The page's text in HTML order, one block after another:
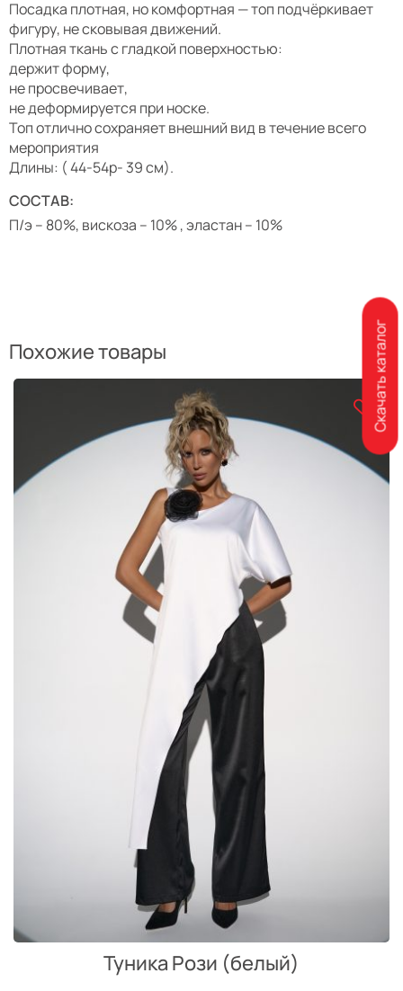
Посадка плотная, но комфортная — топ подчёркивает
фигуру, не сковывая движений.
Плотная ткань с гладкой поверхностью:
держит форму,
не просвечивает,
не деформируется при носке.
Топ отлично сохраняет внешний вид в течение всего
мероприятия
Длины: ( 44-54р- 39 см).
СОСТАВ:
П/э – 80%, вискоза – 10% , эластан – 10%
Похожие товары
Туника Рози (белый)
Скачать каталог